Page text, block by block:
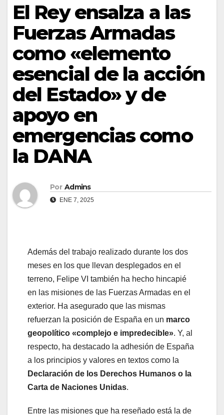
El Rey ensalza a las
Fuerzas Armadas
como «elemento
esencial de la acción
del Estado» y de
apoyo en
emergencias como
la DANA
Por Admins
ENE 7, 2025
Además del trabajo realizado durante los dos
meses en los que llevan desplegados en el
terreno, Felipe VI también ha hecho hincapié
en las misiones de las Fuerzas Armadas en el
exterior. Ha asegurado que las mismas
refuerzan la posición de España en un marco
geopolítico «complejo e impredecible». Y, al
respecto, ha destacado la adhesión de España
a los principios y valores en textos como la
Declaración de los Derechos Humanos o la
Carta de Naciones Unidas.
Entre las misiones que ha reseñado está la de